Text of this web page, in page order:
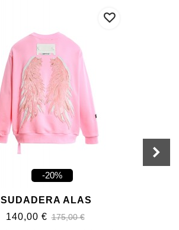
-20%
SUDADERA ALAS
140,00 € 175,00 €